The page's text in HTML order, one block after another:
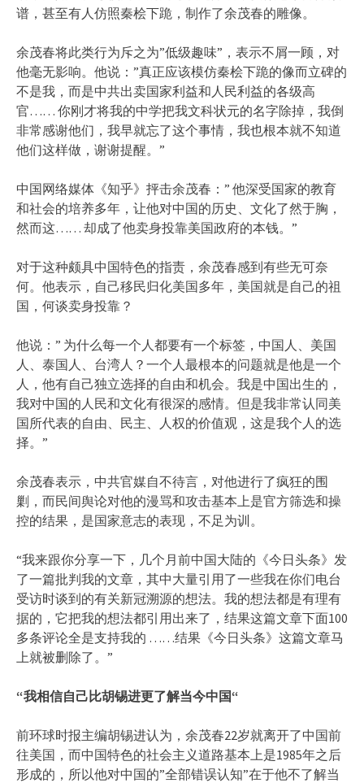
谱，甚至有人仿照秦桧下跪，制作了余茂春的雕像。
余茂春将此类行为斥之为”低级趣味”，表示不屑一顾，对
他毫无影响。他说：”真正应该模仿秦桧下跪的像而立碑的
不是我，而是中共出卖国家利益和人民利益的各级高
官…… 你刚才将我的中学把我文科状元的名字除掉，我倒
非常感谢他们，我早就忘了这个事情，我也根本就不知道
他们这样做，谢谢提醒。”
中国网络媒体《知乎》抨击余茂春：” 他深受国家的教育
和社会的培养多年，让他对中国的历史、文化了然于胸，
然而这…… 却成了他卖身投靠美国政府的本钱。”
对于这种颇具中国特色的指责，余茂春感到有些无可奈
何。他表示，自己移民归化美国多年，美国就是自己的祖
国，何谈卖身投靠？
他说：” 为什么每一个人都要有一个标签，中国人、美国
人、泰国人、台湾人？一个人最根本的问题就是他是一个
人，他有自己独立选择的自由和机会。我是中国出生的，
我对中国的人民和文化有很深的感情。但是我非常认同美
国所代表的自由、民主、人权的价值观，这是我个人的选
择。”
余茂春表示，中共官媒自不待言，对他进行了疯狂的围
剿，而民间舆论对他的漫骂和攻击基本上是官方筛选和操
控的结果，是国家意志的表现，不足为训。
“我来跟你分享一下，几个月前中国大陆的《今日头条》发
了一篇批判我的文章，其中大量引用了一些我在你们电台
受访时谈到的有关新冠溯源的想法。我的想法都是有理有
据的，它把我的想法都引用出来了，结果这篇文章下面100
多条评论全是支持我的 ……结果《今日头条》这篇文章马
上就被删除了。”
“我相信自己比胡锡进更了解当今中国“
前环球时报主编胡锡进认为，余茂春22岁就离开了中国前
往美国，而中国特色的社会主义道路基本上是1985年之后
形成的，所以他对中国的”全部错误认知”在于他不了解当